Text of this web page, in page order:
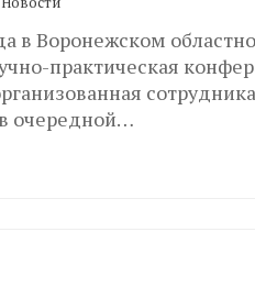
в Воронежском
практическая
очередной…